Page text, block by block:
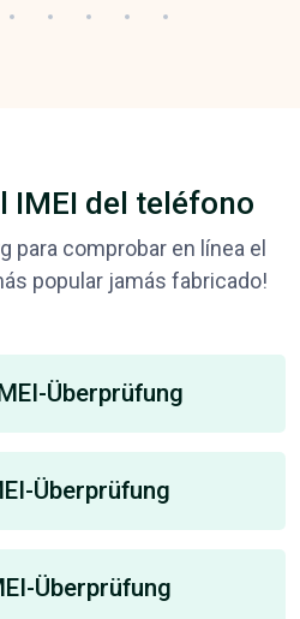
IMEI del teléfono
para comprobar en línea el
popular jamás fabricado!
Überprüfung
Überprüfung
Überprüfung